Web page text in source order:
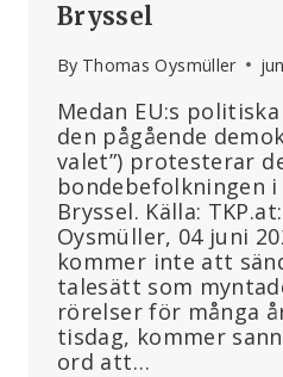
Bryssel
By Thomas Oysmüller
Medan EU:s
den pågående
valet”) protesterar
bondebefolkningen
Bryssel. Källa:
Oysmüller, 04 juni
kommer inte att
talesätt som
rörelser för många
tisdag, kommer
ord att…